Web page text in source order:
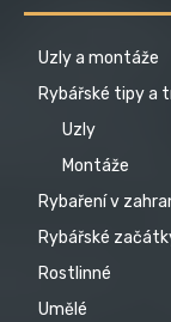
Uzly a montáže
Rybářské tipy a
Uzly
Montáže
Rybaření v
Rybářské
Rostlinné
Umělé